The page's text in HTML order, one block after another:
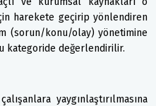
harekete geçirip yönlendiren
(sorun/konu/olay) yönetimine
kategoride değerlendirilir.
yaygınlaştırılmasına